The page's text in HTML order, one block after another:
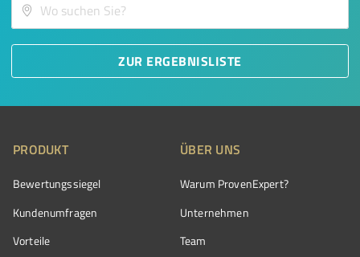
ZUR ERGEBNISLISTE
PRODUKT
Bewertungssiegel
Kundenumfragen
Vorteile
ÜBER UNS
Warum ProvenExpert?
Unternehmen
Team